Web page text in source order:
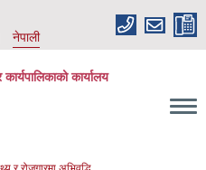
नेपाली
कार्यालय